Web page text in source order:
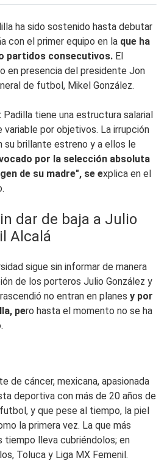
ha sido sostenido hasta debutar
con el primer equipo en la que ha
partidos consecutivos. El
en presencia del presidente Jon
de futbol, Mikel González.
Padilla tiene una estructura salarial
por objetivos. La irrupción
su brillante estreno y a ellos le
por la selección absoluta
de su madre", se explica en el
dar de baja a Julio
Alcalá
sigue sin informar de manera
de los porteros Julio González y
no entran en planes y por
pero hasta el momento no se ha
de cáncer, mexicana, apasionada
deportiva con más de 20 años de
y que pese al tiempo, la piel
la primera vez. La que más
tiempo lleva cubriéndolos; en
Toluca y Liga MX Femenil.